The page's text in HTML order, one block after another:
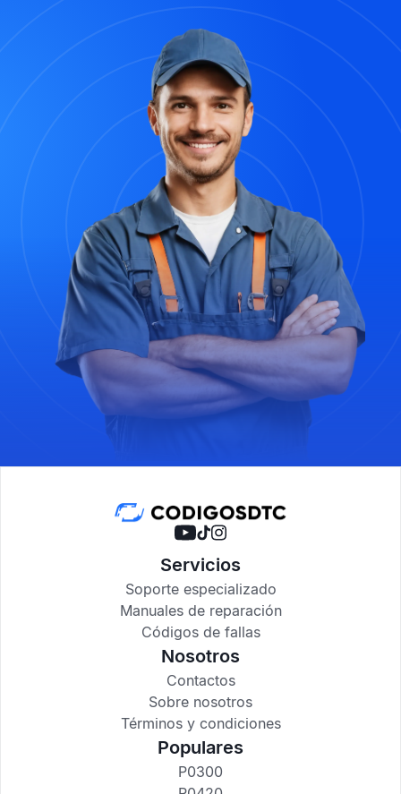
Servicios
Soporte especializado
Manuales de reparación
Códigos de fallas
Nosotros
Contactos
Sobre nosotros
Términos y condiciones
Populares
P0300